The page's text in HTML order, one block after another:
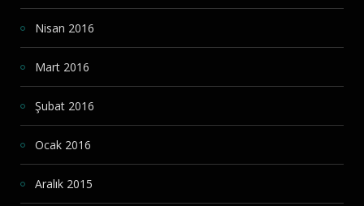
Nisan 2016
Mart 2016
Şubat 2016
Ocak 2016
Aralık 2015